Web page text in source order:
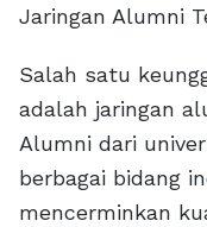
Jaringan Alumni
Salah satu
adalah jaringan
Alumni dari
berbagai bidang
mencerminkan